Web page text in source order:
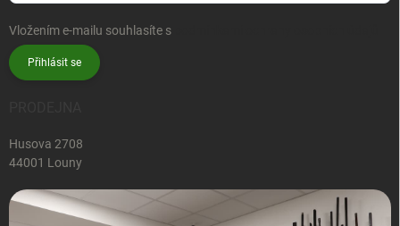
Vložením e-mailu souhlasíte s
Přihlásit se
Husova 2708
44001 Louny